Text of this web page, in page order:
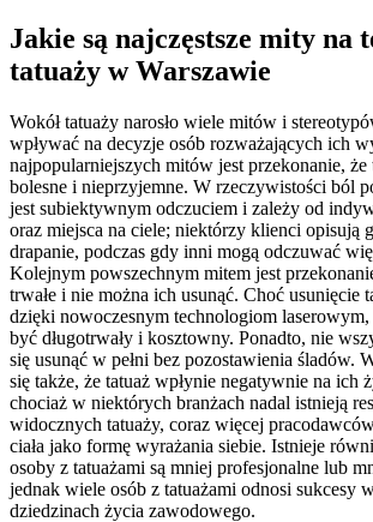
Jakie są najczęstsze mity na
tatuaży w Warszawie
Wokół tatuaży narosło wiele mitów i
wpływać na decyzje osób rozważających ich
najpopularniejszych mitów jest przekonanie, że
bolesne i nieprzyjemne. W rzeczywistości ból
jest subiektywnym odczuciem i zależy od
oraz miejsca na ciele; niektórzy klienci opisują
drapanie, podczas gdy inni mogą odczuwać
Kolejnym powszechnym mitem jest
trwałe i nie można ich usunąć. Choć usunięcie
dzięki nowoczesnym technologiom laserowym,
być długotrwały i kosztowny. Ponadto, nie
się usunąć w pełni bez pozostawienia śladów.
się także, że tatuaż wpłynie negatywnie na ich
chociaż w niektórych branżach nadal istnieją
widocznych tatuaży, coraz więcej
ciała jako formę wyrażania siebie. Istnieje
osoby z tatuażami są mniej profesjonalne lub
jednak wiele osób z tatuażami odnosi sukcesy
dziedzinach życia zawodowego.